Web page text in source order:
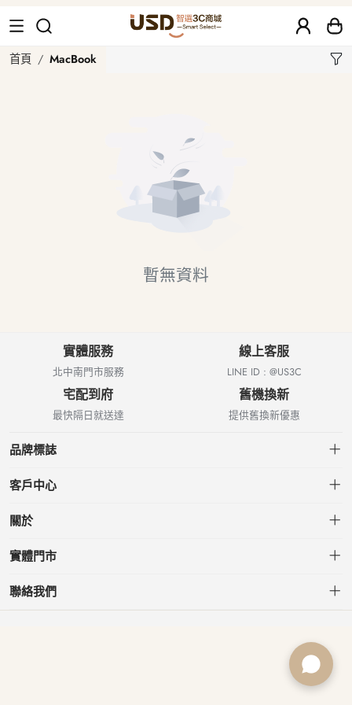
MacBook
首頁 MacBook
暫無資料
實體服務
北中南門市服務
線上客服
LINE ID : @US3C
宅配到府
最快隔日就送達
舊機換新
提供舊換新優惠
品牌標誌
客戶中心
會員中心
關於
關於US3C
實體門市
台北小南門店
台北南港店
聯絡我們